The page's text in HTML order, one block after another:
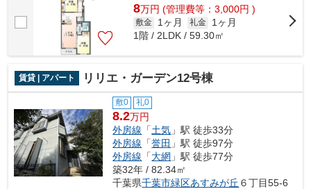
8万円 (管理費等：3,000円 )
敷金 1ヶ月 礼金
1ヶ月
1階 / 2LDK / 59.30㎡
賃貸 | アパート リリエ・ガーデン12号棟
敷0 礼0
8.2万円
外房線 「土気 」駅 徒歩33分
外房線 「誉田 」駅 徒歩97分
外房線 「大網 」駅 徒歩77分
築32年 / 82.34㎡
千葉県千葉市緑区あすみが丘 ６丁目55-6